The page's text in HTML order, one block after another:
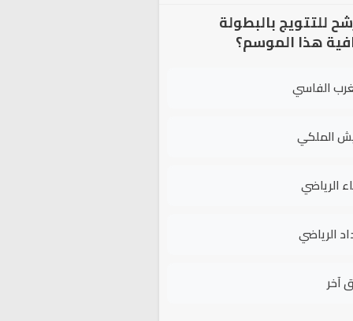
للتتويج بالبطولة
هذا الموسم؟
الفاسي
الملكي
الرياضي
الرياضي
آخر